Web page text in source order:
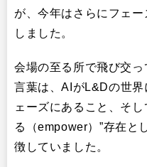
が、今年はさらにフェ
しました。
会場の至る所で飛び交っ
言葉は、AIがL&Dの世
ェーズにあること、そし
る（empower）”存在と
徴していました。